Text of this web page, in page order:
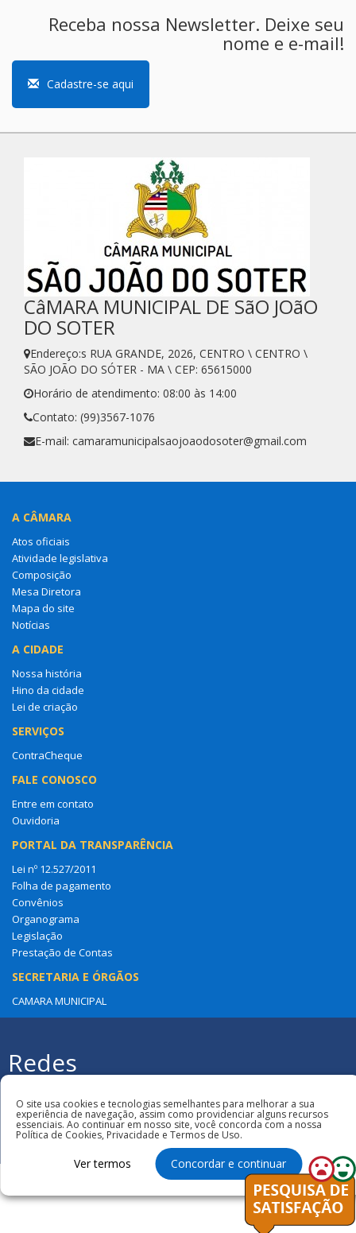
Receba nossa Newsletter. Deixe seu
nome e e-mail!
Cadastre-se aqui
CâMARA MUNICIPAL DE SãO JOãO
DO SOTER
Endereço:s RUA GRANDE, 2026, CENTRO \ CENTRO \
SÃO JOÃO DO SÓTER - MA \ CEP: 65615000
Horário de atendimento: 08:00 às 14:00
Contato: (99)3567-1076
E-mail: camaramunicipalsaojoaodosoter@gmail.com
A CÂMARA
Atos oficiais
Atividade legislativa
Composição
Mesa Diretora
Mapa do site
Notícias
A CIDADE
Nossa história
Hino da cidade
Lei de criação
SERVIÇOS
ContraCheque
FALE CONOSCO
Entre em contato
Ouvidoria
PORTAL DA TRANSPARÊNCIA
Lei nº 12.527/2011
Folha de pagamento
Convênios
Organograma
Legislação
Prestação de Contas
SECRETARIA E ÓRGÃOS
CAMARA MUNICIPAL
Redes
Municipal de São João Do Soter
O site usa cookies e tecnologias semelhantes para melhorar a sua
experiência de navegação, assim como providenciar alguns recursos
essenciais. Ao continuar em nosso site, você concorda com a nossa
Política de Cookies, Privacidade e Termos de Uso.
Ver termos Concordar e continuar